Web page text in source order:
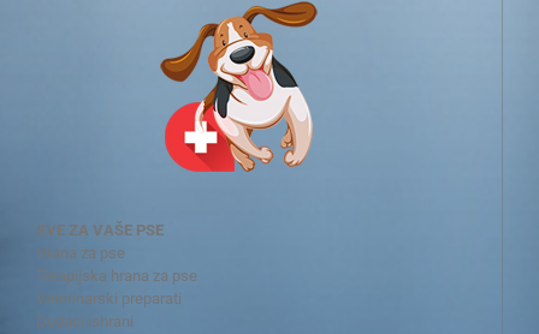
SVE ZA VAŠE PSE
Hrana za pse
Terapijska hrana za pse
Veterinarski preparati
Dodaci ishrani